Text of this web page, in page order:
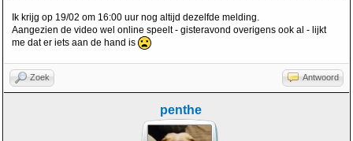
Ik krijg op 19/02 om 16:00 uur nog altijd dezelfde melding.
Aangezien de video wel online speelt - gisteravond overigens ook al - lijkt
me dat er iets aan de hand is
Zoek Antwoord
penthe